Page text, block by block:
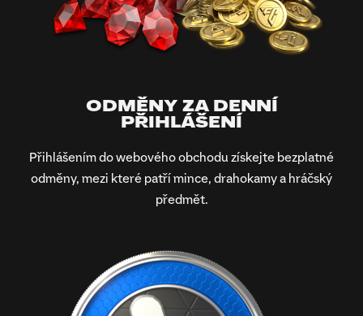
ODMĚNY ZA DENNÍ
PŘIHLÁŠENÍ
Přihlášením do webového obchodu získejte bezplatné
odměny, mezi které patří mince, drahokamy a hráčský
předmět.